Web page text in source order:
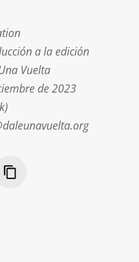
a la edición
Vuelta
de 2023